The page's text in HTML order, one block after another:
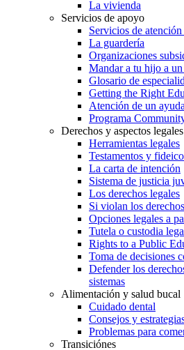
La vivienda
Servicios de apoyo
Servicios de
La guardería
Organizaciones
Mandar a tu hijo a
Glosario de
Getting the Right
Atención de un
Programa
Derechos y aspectos legales
Herramientas legales
Testamentos y
La carta de intención
Sistema de justicia
Los derechos legales
Si violan los
Opciones legales a
Tutela o custodia
Rights to a Public
Toma de decisiones
Defender los
sistemas
Alimentación y salud bucal
Cuidado dental
Consejos y
Problemas para
Transiciónes